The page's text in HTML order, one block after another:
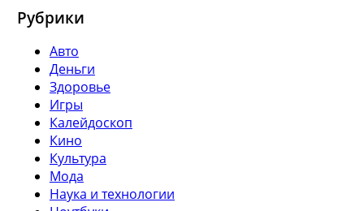
Рубрики
Авто
Деньги
Здоровье
Игры
Калейдоскоп
Кино
Культура
Мода
Наука и технологии